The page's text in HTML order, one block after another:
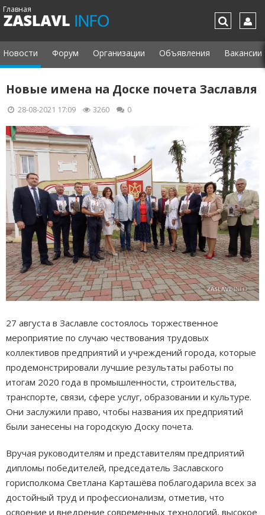
Главная
Новости Форум Организации Объявления Вакансии
Новые имена на Доске почета Заславля
28-08-2021 17:09 3260 0
27 августа в Заславле состоялось торжественное
мероприятие по случаю чествования трудовых
коллективов предприятий и учреждений города, которые
продемонстрировали лучшие результаты работы по
итогам 2020 года в промышленности, строительства,
транспорте, связи, сфере услуг, образовании и культуре.
Они заслужили право, чтобы названия их предприятий
были занесены на городскую Доску почета.
Вручая руководителям и представителям предприятий
дипломы победителей, председатель Заславского
горисполкома Светлана Карташёва поблагодарила всех за
достойный труд и профессионализм, отметив, что
освоение и внедрение современных технологий, высокое